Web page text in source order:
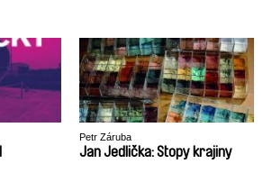
Petr Záruba
Jan Jedlička: Stopy krajiny